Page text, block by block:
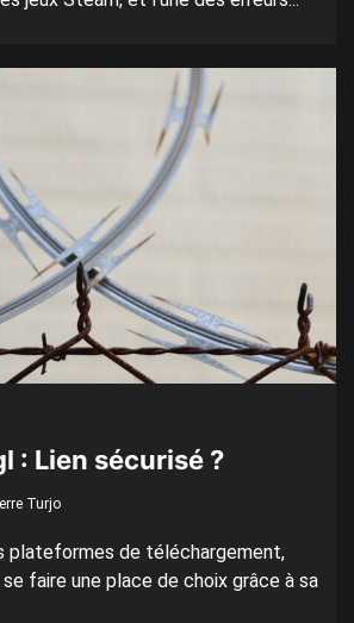
: Lien sécurisé ?
Turjo
plateformes de téléchargement,
faire une place de choix grâce à sa